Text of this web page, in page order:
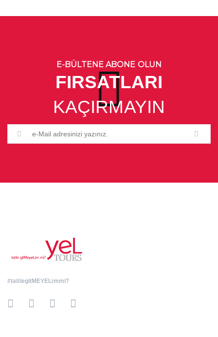
E-BÜLTENE ABONE OLUN
FIRSATLARI
KAÇIRMAYIN
#tatilegitMEYELimmi?